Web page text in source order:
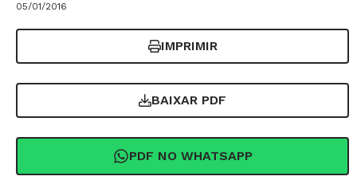
05/01/2016
IMPRIMIR
BAIXAR PDF
PDF NO WHATSAPP